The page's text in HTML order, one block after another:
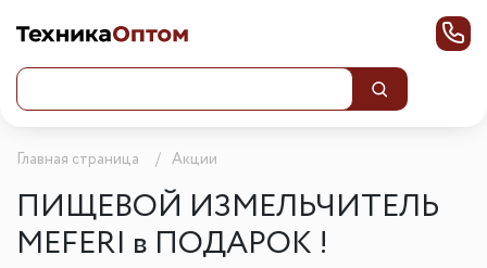
Главная страница Акции
ПИЩЕВОЙ ИЗМЕЛЬЧИТЕЛЬ
MEFERI в ПОДАРОК !